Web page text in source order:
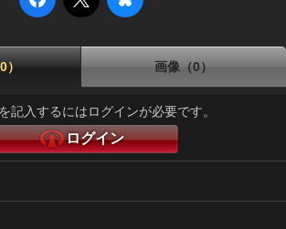
） 画像（0）
記入するにはログインが必要です。
ログイン